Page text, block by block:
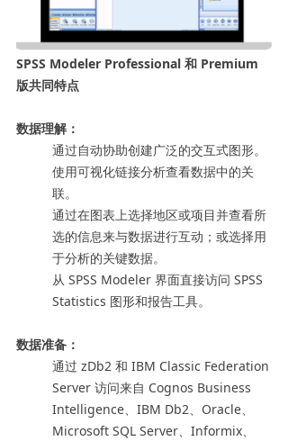
SPSS Modeler Professional 和 Premium
版共同特点
数据理解：
通过自动协助创建广泛的交互式图形。
使用可视化链接分析查看数据中的关
联。
通过在图表上选择地区或项目并查看所
选的信息来与数据进行互动；或选择用
于分析的关键数据。
从 SPSS Modeler 界面直接访问 SPSS
Statistics 图形和报告工具。
数据准备：
通过 zDb2 和 IBM Classic Federation
Server 访问来自 Cognos Business
Intelligence、IBM Db2、Oracle、
Microsoft SQL Server、Informix、